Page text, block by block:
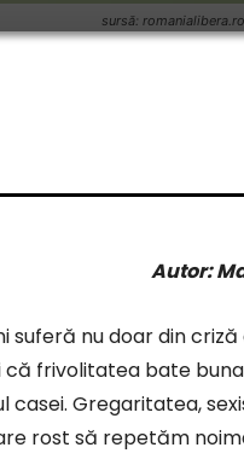
sursă: romanialibera.ro
Autor:
suferă nu doar din criză
că frivolitatea bate
casei. Gregaritatea,
rost să repetăm